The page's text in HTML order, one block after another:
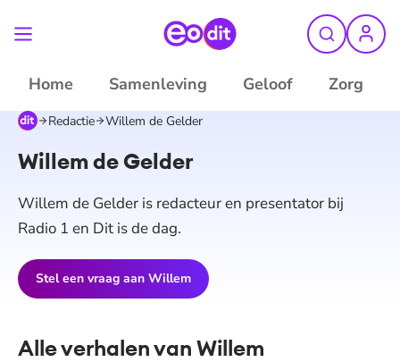
Home Samenleving Geloof Zorg
Redactie Willem de Gelder
Willem de Gelder
Willem de Gelder is redacteur en presentator bij
Radio 1 en Dit is de dag.
Stel een vraag aan Willem
Alle verhalen van Willem